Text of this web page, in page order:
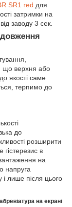
SR1 red для
затримки на
заводу 3 сек.
що верхня або
якості саме
терпимо до
до
розширити
в
на
напруга
і лише після цього
на екрані